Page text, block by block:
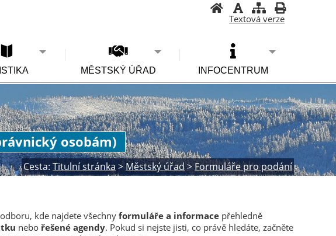
Textová verze
MĚSTSKÝ ÚŘAD INFOCENTRUM
osobám)
Cesta: Titulní stránka >Městský úřad>Formuláře pro podání
kde najdete všechnyformuláře a informacepřehledně
nebo řešené agendy. Pokud si nejste jisti, co právě hledáte, začněte